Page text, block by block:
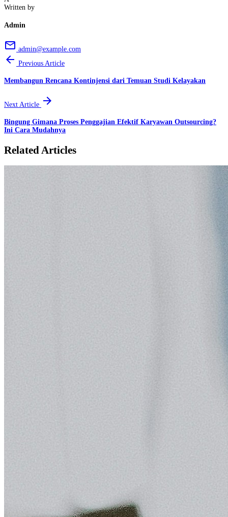
Written by
Admin
email admin@example.com
arrow_back Previous Article
Membangun Rencana Kontinjensi dari Temuan Studi Kelayakan
Next Article arrow_forward
Bingung Gimana Proses Penggajian Efektif Karyawan Outsourcing?
Ini Cara Mudahnya
Related Articles